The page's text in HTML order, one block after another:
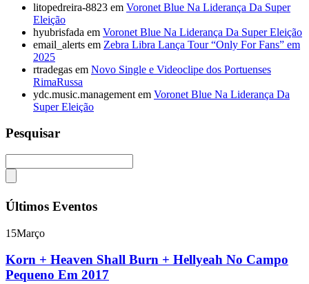
litopedreira-8823 em Voronet Blue Na Liderança Da Super
Eleição
hyubrisfada em Voronet Blue Na Liderança Da Super Eleição
email_alerts em Zebra Libra Lança Tour “Only For Fans” em
2025
rtradegas em Novo Single e Videoclipe dos Portuenses
RimaRussa
ydc.music.management em Voronet Blue Na Liderança Da
Super Eleição
Pesquisar
Últimos Eventos
15Março
Korn + Heaven Shall Burn + Hellyeah No Campo
Pequeno Em 2017